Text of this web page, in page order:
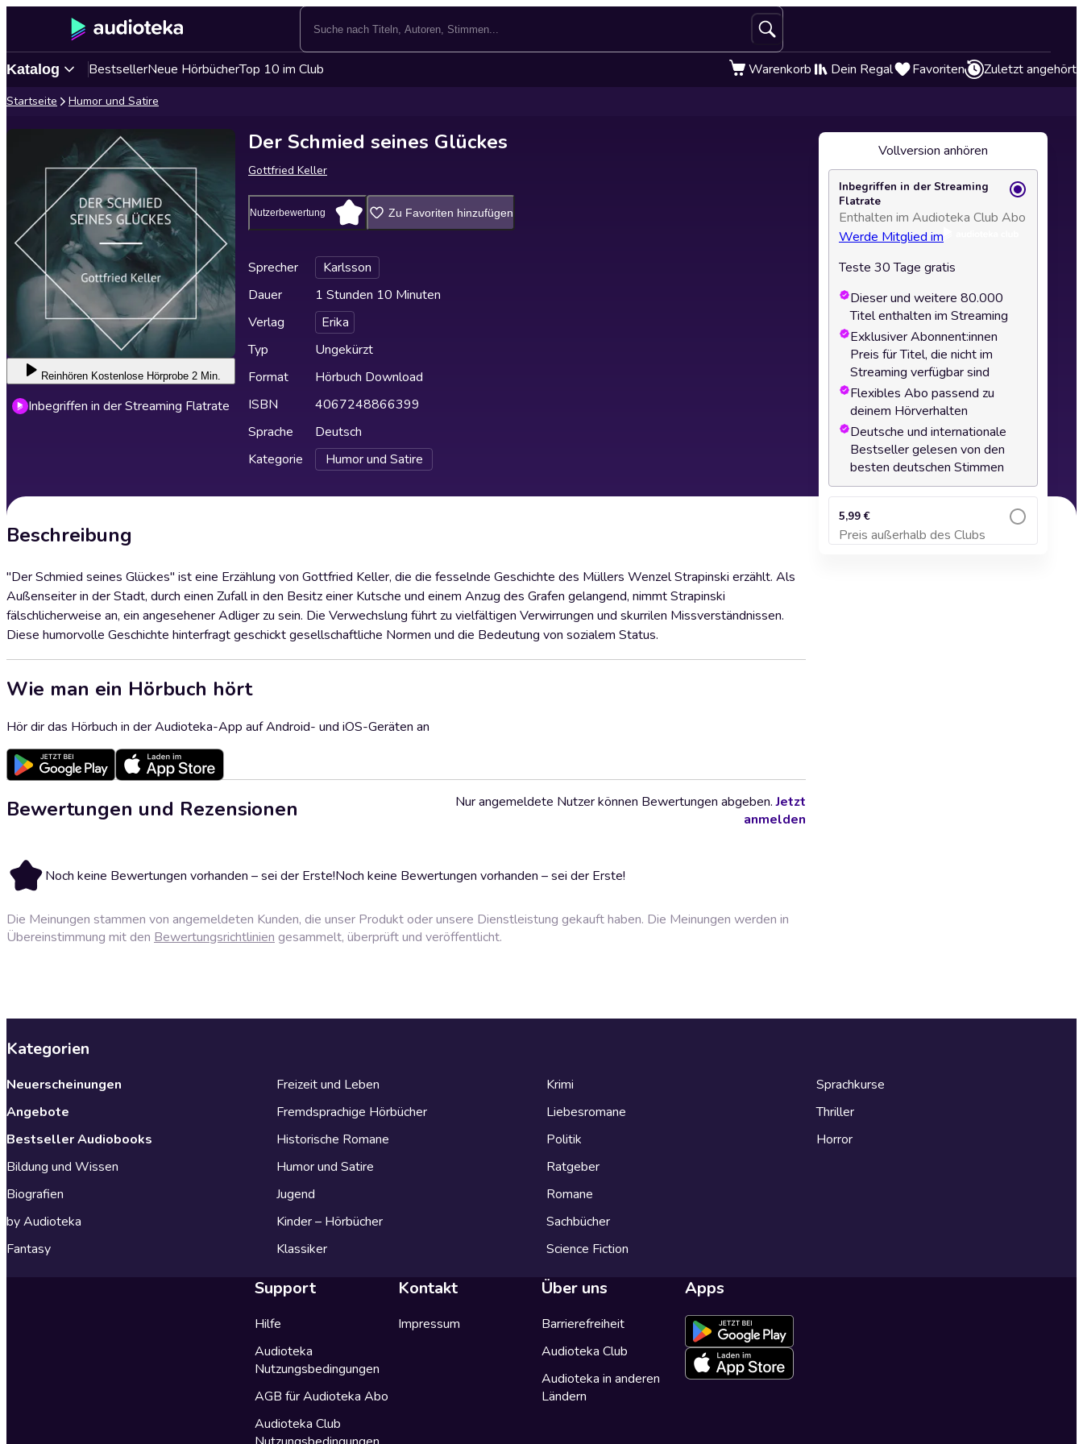
Katalog BestsellerNeue HörbücherTop 10 im Club Warenkorb Dein Regal Favoriten Zuletzt angehört
Startseite Humor und Satire
Reinhören Kostenlose Hörprobe 2 Min.
Inbegriffen in der Streaming Flatrate
Der Schmied seines Glückes
Gottfried Keller
Nutzerbewertung Zu Favoriten hinzufügen
Sprecher
Karlsson
Dauer
1 Stunden 10 Minuten
Verlag
Erika
Typ
Ungekürzt
Format
Hörbuch Download
ISBN
4067248866399
Sprache
Deutsch
Kategorie
Humor und Satire
Beschreibung
"Der Schmied seines Glückes" ist eine Erzählung von Gottfried Keller, die die fesselnde Geschichte des Müllers Wenzel Strapinski erzählt. Als
Außenseiter in der Stadt, durch einen Zufall in den Besitz einer Kutsche und einem Anzug des Grafen gelangend, nimmt Strapinski
fälschlicherweise an, ein angesehener Adliger zu sein. Die Verwechslung führt zu vielfältigen Verwirrungen und skurrilen Missverständnissen.
Diese humorvolle Geschichte hinterfragt geschickt gesellschaftliche Normen und die Bedeutung von sozialem Status.
Wie man ein Hörbuch hört
Hör dir das Hörbuch in der Audioteka-App auf Android- und iOS-Geräten an
Bewertungen und Rezensionen
Noch keine Bewertungen vorhanden – sei der Erste!Noch keine Bewertungen vorhanden – sei der Erste!
Nur angemeldete Nutzer können Bewertungen abgeben.Jetzt
anmelden
Die Meinungen stammen von angemeldeten Kunden, die unser Produkt oder unsere Dienstleistung gekauft haben. Die Meinungen werden in
Übereinstimmung mit den Bewertungsrichtlinien gesammelt, überprüft und veröffentlicht.
Vollversion anhören
Inbegriffen in der Streaming
Flatrate
Enthalten im Audioteka Club Abo
Werde Mitglied im
Teste 30 Tage gratis
Dieser und weitere 80.000
Titel enthalten im Streaming
Exklusiver Abonnent:innen
Preis für Titel, die nicht im
Streaming verfügbar sind
Flexibles Abo passend zu
deinem Hörverhalten
Deutsche und internationale
Bestseller gelesen von den
besten deutschen Stimmen
5,99 €
Preis außerhalb des Clubs
Zum Warenkorb hinzufügen
Kategorien
Neuerscheinungen
Angebote
Bestseller Audiobooks
Bildung und Wissen
Biografien
by Audioteka
Fantasy
Freizeit und Leben
Fremdsprachige Hörbücher
Historische Romane
Humor und Satire
Jugend
Kinder – Hörbücher
Klassiker
Krimi
Liebesromane
Politik
Ratgeber
Romane
Sachbücher
Science Fiction
Sprachkurse
Thriller
Horror
Support
Hilfe
Audioteka
Nutzungsbedingungen
AGB für Audioteka Abo
Audioteka Club
Kontakt
Impressum
Über uns
Barrierefreiheit
Audioteka Club
Audioteka in anderen
Ländern
Apps